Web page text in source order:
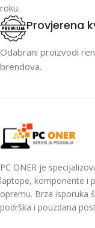
roku.
Provjerena
Odabrani proizvodi
brendova.
PC ONER je
laptope, komponente i
opremu. Brza isporuka
podrška i pouzdana